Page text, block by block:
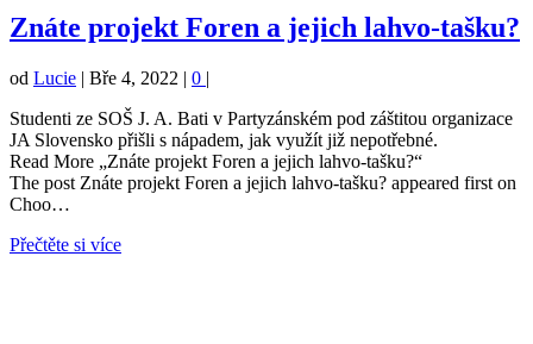
Znáte projekt Foren a jejich lahvo-tašku?
od Lucie | Bře 4, 2022 | 0 |
Studenti ze SOŠ J. A. Bati v Partyzánském pod záštitou organizace
JA Slovensko přišli s nápadem, jak využít již nepotřebné.
Read More „Znáte projekt Foren a jejich lahvo-tašku?“
The post Znáte projekt Foren a jejich lahvo-tašku? appeared first on
Choo…
Přečtěte si více